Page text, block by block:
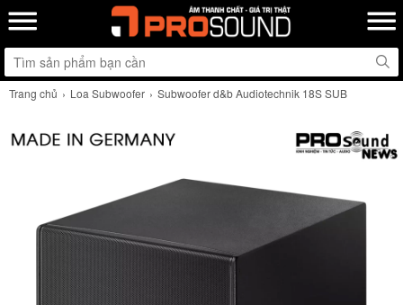
Trang chủ Loa Subwoofer Subwoofer d&b Audiotechnik 18S SUB